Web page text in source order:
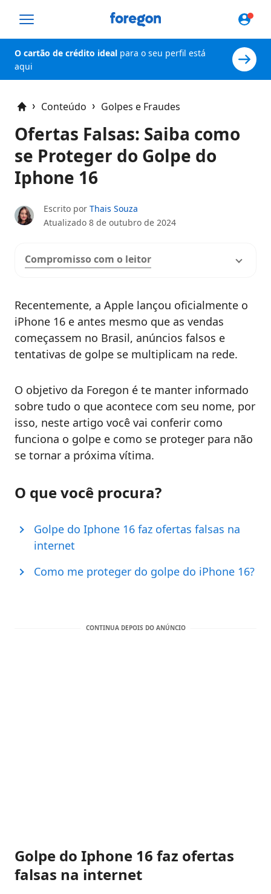
Foregon.com
O cartão de crédito ideal para o seu perfil está
aqui
HomeConteúdo Golpes e Fraudes
Ofertas Falsas: Saiba como
se Proteger do Golpe do
Iphone 16
Escrito por Thais Souza
Atualizado 8 de outubro de 2024
Compromisso com o leitor
Recentemente, a Apple lançou oficialmente o
iPhone 16 e antes mesmo que as vendas
começassem no Brasil, anúncios falsos e
tentativas de golpe se multiplicam na rede.
O objetivo da Foregon é te manter informado
sobre tudo o que acontece com seu nome, por
isso, neste artigo você vai conferir como
funciona o golpe e como se proteger para não
se tornar a próxima vítima.
O que você procura?
Golpe do Iphone 16 faz ofertas falsas na
internet
Como me proteger do golpe do iPhone 16?
Golpe do Iphone 16 faz ofertas
falsas na internet